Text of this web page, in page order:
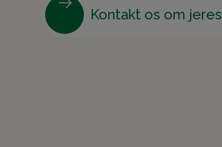
Kontakt os om